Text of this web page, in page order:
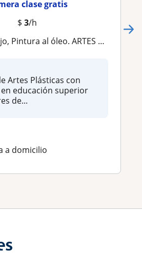
clase gratis
$ 3/h
al óleo. ARTES PLÁSTICAS
Artes Plásticas con
educación superior
de...
a domicilio